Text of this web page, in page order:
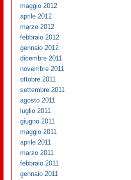
maggio 2012
aprile 2012
marzo 2012
febbraio 2012
gennaio 2012
dicembre 2011
novembre 2011
ottobre 2011
settembre 2011
agosto 2011
luglio 2011
giugno 2011
maggio 2011
aprile 2011
marzo 2011
febbraio 2011
gennaio 2011